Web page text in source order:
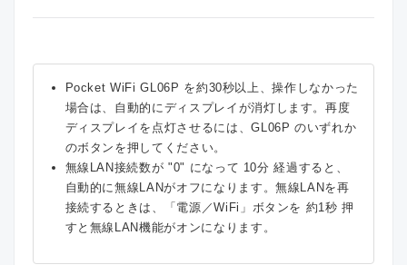
Pocket WiFi GL06P を約30秒以上、操作しなかった
場合は、自動的にディスプレイが消灯します。再度
ディスプレイを点灯させるには、GL06P のいずれか
のボタンを押してください。
無線LAN接続数が "0" になって 10分 経過すると、
自動的に無線LANがオフになります。無線LANを再
接続するときは、「電源／WiFi」ボタンを 約1秒 押
すと無線LAN機能がオンになります。